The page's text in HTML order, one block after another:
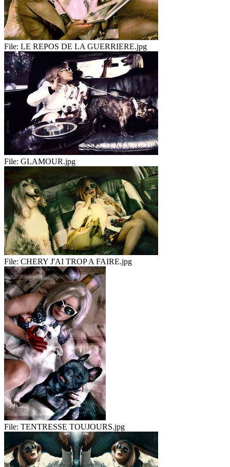
File: LE REPOS DE LA GUERRIERE.jpg
File: GLAMOUR.jpg
File: CHERY J'AI TROP A FAIRE.jpg
File: TENTRESSE TOUJOURS.jpg